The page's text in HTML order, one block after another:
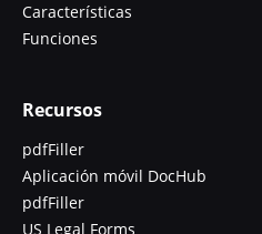
Características
Funciones
Recursos
pdfFiller
Aplicación móvil DocHub
pdfFiller
US Legal Forms